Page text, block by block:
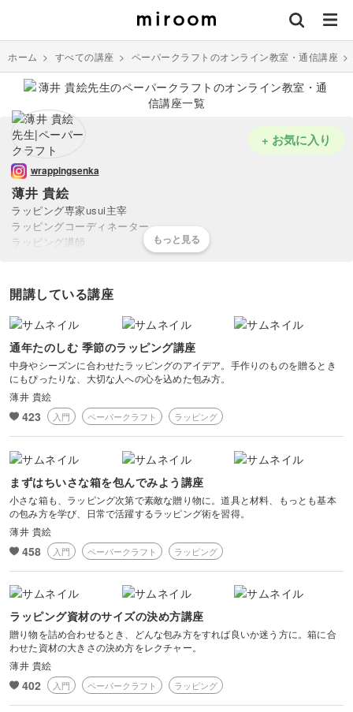
ホーム > すべての講座 > ペーパークラフトのオンライン教室・通信講座
薄井 貴絵
wrappingsenka
ラッピング専家usui主宰
ラッピングコーディネーター
ラッピング講師
企業・製菓専門学校のラッピング指導や、
ショッピングモール・百貨店のラッピングコーナー運営も手掛ける。
得。
自分でラッピングができる喜びや楽しさを伝えたいと、ラッピング教
室を開講。
教室やラッピング注文のために構えたアトリエは、今年20周年を迎え
る。
+ お気に入り
開講している講座
通年たのしむ 季節のラッピング講座
中身やシーズンに合わせたラッピングのアイデア。手作りのものを贈るとき
にもぴったりな、大切な人への心を込めた包み方。
薄井 貴絵
423 入門 ペーパークラフト ラッピング
まずはちいさな箱を包んでみよう講座
小さな箱も、ラッピング次第で素敵な贈り物に。道具と材料、もっとも基本
の包み方を学び、日常で活躍するラッピング術を習得。
薄井 貴絵
458 入門 ペーパークラフト ラッピング
ラッピング資材のサイズの決め方講座
贈り物を詰め合わせるとき、どんな包み方をすれば良いか迷う方に。箱に合
わせた資材の大きさの決め方をレクチャー。
薄井 貴絵
402 入門 ペーパークラフト ラッピング